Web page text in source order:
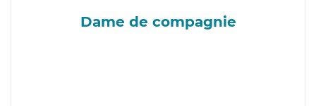
Dame de compagnie